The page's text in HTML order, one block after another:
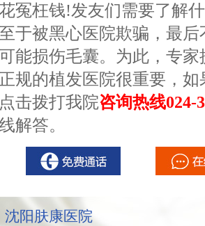
冤枉钱!发友们需要了解
于被黑心医院欺骗，最
能损伤毛囊。为此，专
规的植发医院很重要，
击拨打我院咨询热线024-
解答。
沈阳肤康医院